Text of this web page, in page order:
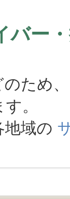
バー
ため
。
域の